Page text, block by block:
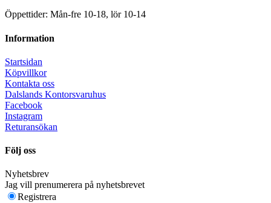
Öppettider: Mån-fre 10-18, lör 10-14
Information
Startsidan
Köpvillkor
Kontakta oss
Dalslands Kontorsvaruhus
Facebook
Instagram
Returansökan
Följ oss
Nyhetsbrev
Jag vill prenumerera på nyhetsbrevet
Registrera